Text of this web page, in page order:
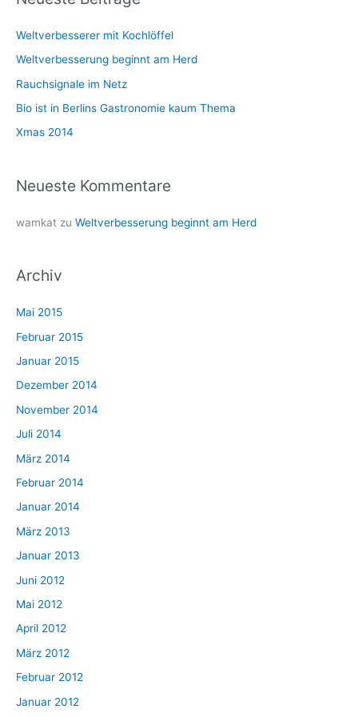
n
n
a
Weltverbesserer mit Kochlöffel
Weltverbesserung beginnt am Herd
Rauchsignale im Netz
Bio ist in Berlins Gastronomie kaum Thema
Xmas 2014
Neueste Kommentare
wamkat zu Weltverbesserung beginnt am Herd
Archiv
Mai 2015
Februar 2015
Januar 2015
Dezember 2014
November 2014
Juli 2014
März 2014
Februar 2014
Januar 2014
März 2013
Januar 2013
Juni 2012
Mai 2012
April 2012
März 2012
Februar 2012
Januar 2012